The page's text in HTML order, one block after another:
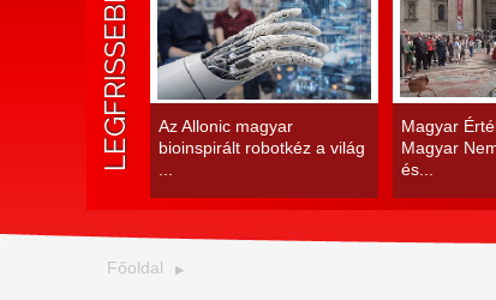
LEGFRISSEBB
Az Allonic magyar
bioinspirált robotkéz a világ
Magyar
Magyar
és...
Főoldal